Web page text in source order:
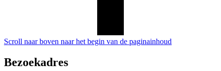
Scroll naar boven naar het begin van de paginainhoud
Bezoekadres